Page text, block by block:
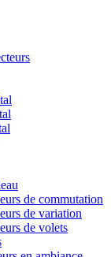
de commutation
de variation
de volets